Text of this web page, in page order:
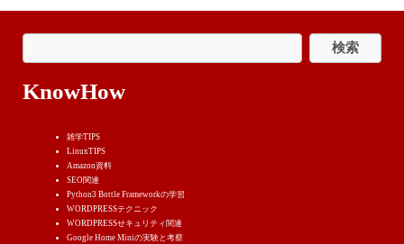
KnowHow
雑学TIPS
LinuxTIPS
Amazon資料
SEO関連
Python3 Bottle Frameworkの学習
WORDPRESSテクニック
WORDPRESSせキュリティ関連
Google Home Miniの実験と考察